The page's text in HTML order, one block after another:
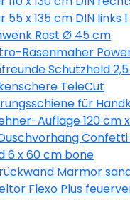
55 x 135 cm DIN
Rost Ø 45 cm
Rasenmäher
Schutzheld 2,5
TeleCut
für
Auflage 120 cm
6 x 60 cm bone
Marmor
Flexo Plus